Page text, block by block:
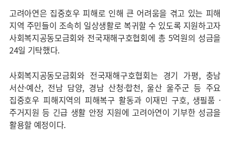
고려아연은 집중호우 피해로 인해 큰 어려움을 겪고 있는 피해
지역 주민들이 조속히 일상생활로 복귀할 수 있도록 지원하고자
사회복지공동모금회와 전국재해구호협회에 총 5억원의 성금을
24일 기탁했다.
사회복지공동모금회와 전국재해구호협회는 경기 가평, 충남
서산·예산, 전남 담양, 경남 산청·합천, 울산 울주군 등 주요
집중호우 피해지역의 피해복구 활동과 이재민 구호, 생필품 ·
주거지원 등 긴급 생활 안정 지원에 고려아연이 기부한 성금을
활용할 예정이다.